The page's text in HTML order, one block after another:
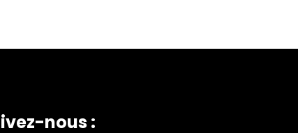
nous :